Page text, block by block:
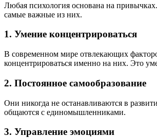
Любая психология основана на
самые важные из них.
1. Умение концентрироваться
В современном мире отвлекающих
концентрироваться именно на них. Это
2. Постоянное самообразование
Они никогда не останавливаются в
общаются с единомышленниками.
3. Управление эмоциями